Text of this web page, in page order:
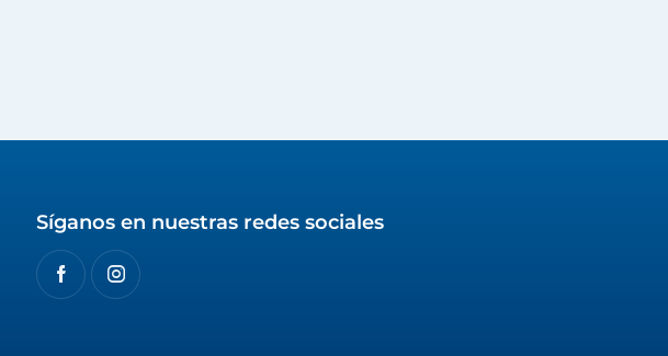
Síganos en nuestras redes sociales